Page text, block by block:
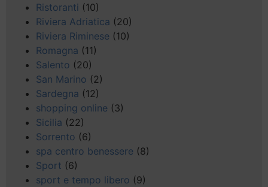
Ristoranti (10)
Riviera Adriatica (20)
Riviera Riminese (10)
Romagna (11)
Salento (20)
San Marino (2)
Sardegna (12)
shopping online (3)
Sicilia (22)
Sorrento (6)
spa centro benessere (8)
Sport (6)
sport e tempo libero (9)